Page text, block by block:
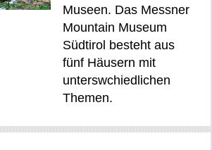
Museen. Das Messner
Mountain Museum
Südtirol besteht aus
fünf Häusern mit
unterswchiedlichen
Themen.